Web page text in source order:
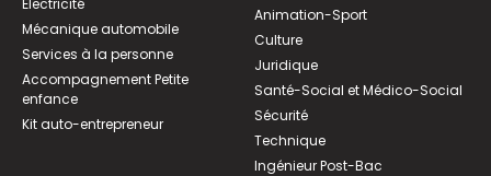
Mécanique automobile
Services à la personne
Accompagnement Petite
enfance
Kit auto-entrepreneur
Animation-Sport
Culture
Juridique
Santé-Social et Médico-Social
Sécurité
Technique
Ingénieur Post-Bac